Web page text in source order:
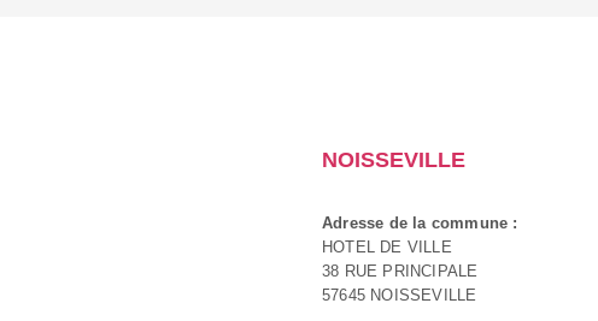
NOISSEVILLE
Adresse de la commune :
HOTEL DE VILLE
38 RUE PRINCIPALE
57645 NOISSEVILLE